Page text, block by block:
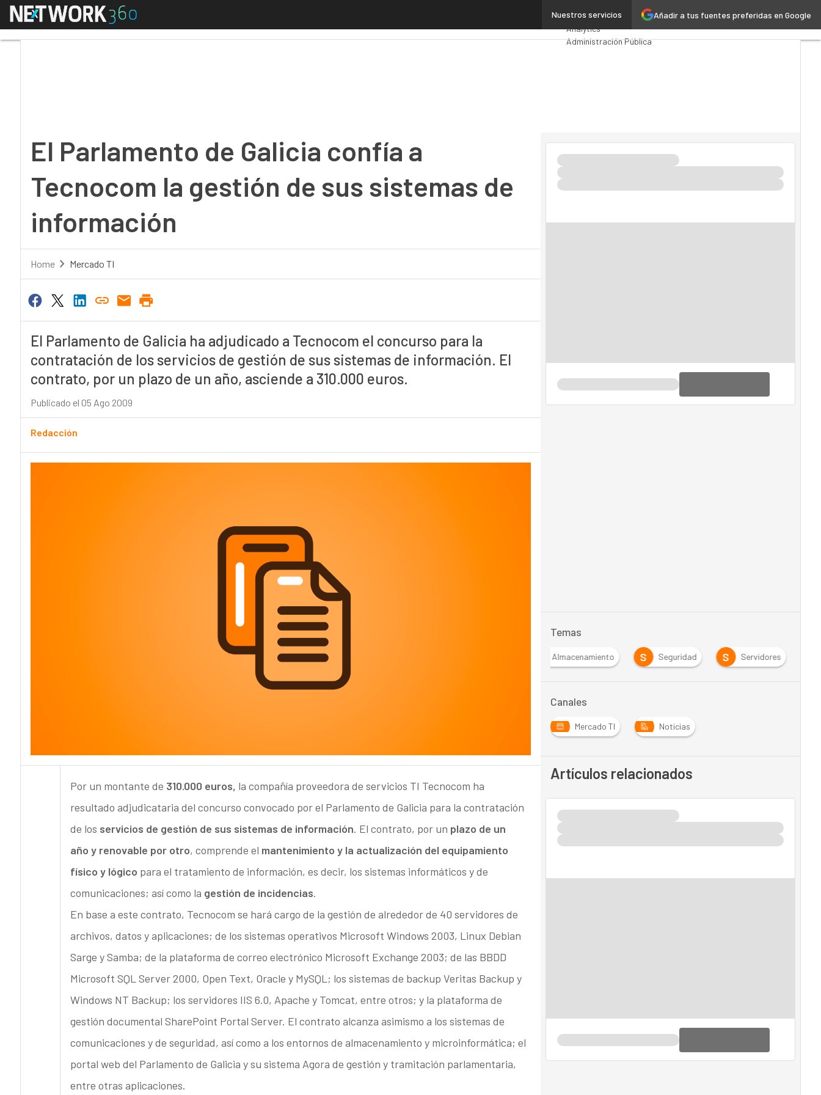
Añadir a tus fuentes preferidas en Google
Nuestros servicios
Menú El Parlamento de Galicia confía a Tecnocom la gestión de sus sistemas de informaciónPremios Computing
Analytics
Administración Pública
El Parlamento de Galicia confía a
Tecnocom la gestión de sus sistemas de
información
Home Mercado TI
El Parlamento de Galicia ha adjudicado a Tecnocom el concurso para la
contratación de los servicios de gestión de sus sistemas de información. El
contrato, por un plazo de un año, asciende a 310.000 euros.
Publicado el 05 Ago 2009
Redacción
Por un montante de 310.000 euros, la compañía proveedora de servicios TI Tecnocom ha
resultado adjudicataria del concurso convocado por el Parlamento de Galicia para la contratación
de los servicios de gestión de sus sistemas de información. El contrato, por un plazo de un
año y renovable por otro, comprende el mantenimiento y la actualización del equipamiento
físico y lógico para el tratamiento de información, es decir, los sistemas informáticos y de
comunicaciones; así como la gestión de incidencias.
En base a este contrato, Tecnocom se hará cargo de la gestión de alrededor de 40 servidores de
archivos, datos y aplicaciones; de los sistemas operativos Microsoft Windows 2003, Linux Debian
Sarge y Samba; de la plataforma de correo electrónico Microsoft Exchange 2003; de las BBDD
Microsoft SQL Server 2000, Open Text, Oracle y MySQL; los sistemas de backup Veritas Backup y
Windows NT Backup; los servidores IIS 6.0, Apache y Tomcat, entre otros; y la plataforma de
gestión documental SharePoint Portal Server. El contrato alcanza asimismo a los sistemas de
comunicaciones y de seguridad, así como a los entornos de almacenamiento y microinformática; el
portal web del Parlamento de Galicia y su sistema Agora de gestión y tramitación parlamentaria,
entre otras aplicaciones.
Temas
Almacenamiento S Seguridad S Servidores
Canales
Mercado TI Noticias
Artículos relacionados